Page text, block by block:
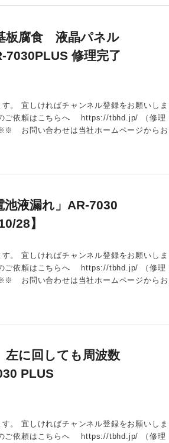
板腐食 液晶パネル
7030PLUS 修理完了
。 宜しければチャンネル登録をお願いしま
ご依頼はこちらへ https://tbhd.jp/ （修理
お問い合わせは当社ホームページからお
池液漏れ」AR-7030
28】
。 宜しければチャンネル登録をお願いしま
ご依頼はこちらへ https://tbhd.jp/ （修理
お問い合わせは当社ホームページからお
左に回しても周波数
PLUS
。 宜しければチャンネル登録をお願いしま
ご依頼はこちらへ https://tbhd.jp/ （修理